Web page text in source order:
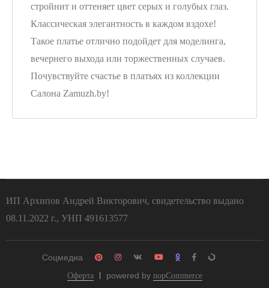
стройнит и оттеняет цвет серых и голубых глаз.
Классическая элегантность в каждом вздохе!
Такое платье отлично подойдет для моделинга,
вечернего выхода или торжественных случаев.
Почувствуйте счастье в платьях из коллекции
Салона Zamuzh.by!
ИП Архипов Андрей Викторович, свидетельство выдано
08.11.2022 г., УНП 491613577
Оферта powered by nopCommerce
Соцмедиа